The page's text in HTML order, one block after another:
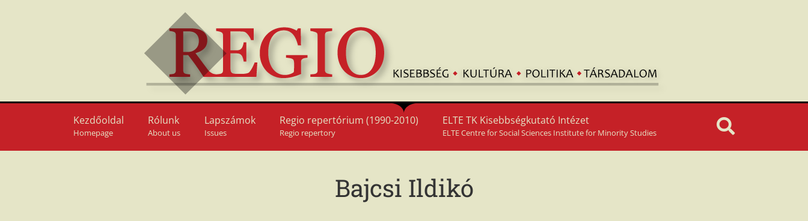
Kezdőoldal
Homepage
Rólunk
About us
Lapszámok
Issues
Regio repertórium (1990-2010)
Regio repertory
ELTE TK Kisebbségkutató Intézet
ELTE Centre for Social Sciences Institute for Minority Studies
Bajcsi Ildikó